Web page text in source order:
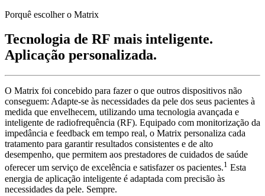
Porquê escolher o Matrix
Tecnologia de RF mais inteligente.
Aplicação personalizada.
O Matrix foi concebido para fazer o que outros dispositivos não
conseguem: Adapte-se às necessidades da pele dos seus pacientes à
medida que envelhecem, utilizando uma tecnologia avançada e
inteligente de radiofrequência (RF). Equipado com monitorização da
impedância e feedback em tempo real, o Matrix personaliza cada
tratamento para garantir resultados consistentes e de alto
desempenho, que permitem aos prestadores de cuidados de saúde
oferecer um serviço de excelência e satisfazer os pacientes.1 Esta
energia de aplicação inteligente é adaptada com precisão às
necessidades da pele. Sempre.